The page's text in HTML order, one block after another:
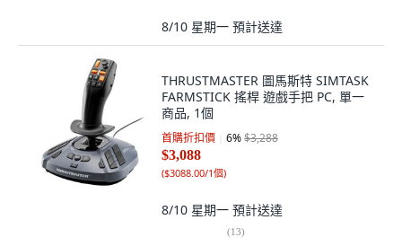
8/10 星期一 預計送達
THRUSTMASTER 圖馬斯特 SIMTASK
FARMSTICK 搖桿 遊戲手把 PC, 單一
商品, 1個
首購折扣價 6%$3,288
$3,088
($3088.00/1個)
8/10 星期一 預計送達
(13)